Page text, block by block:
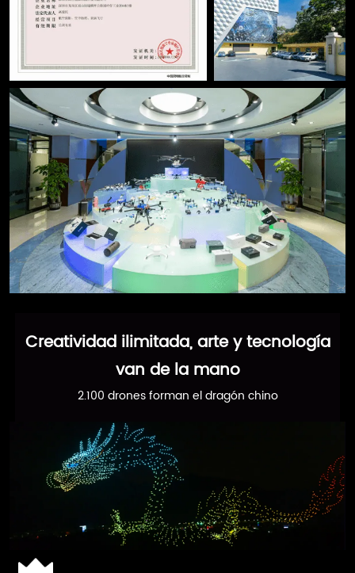
Creatividad ilimitada, arte y tecnología
van de la mano
2.100 drones forman el dragón chino